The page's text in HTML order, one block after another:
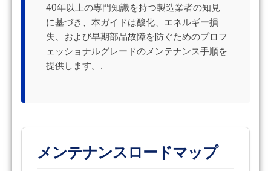
40年以上の専門知識を持つ製造業者の知見
に基づき、本ガイドは酸化、エネルギー損
失、および早期部品故障を防ぐためのプロフ
ェッショナルグレードのメンテナンス手順を
提供します。.
メンテナンスロードマップ